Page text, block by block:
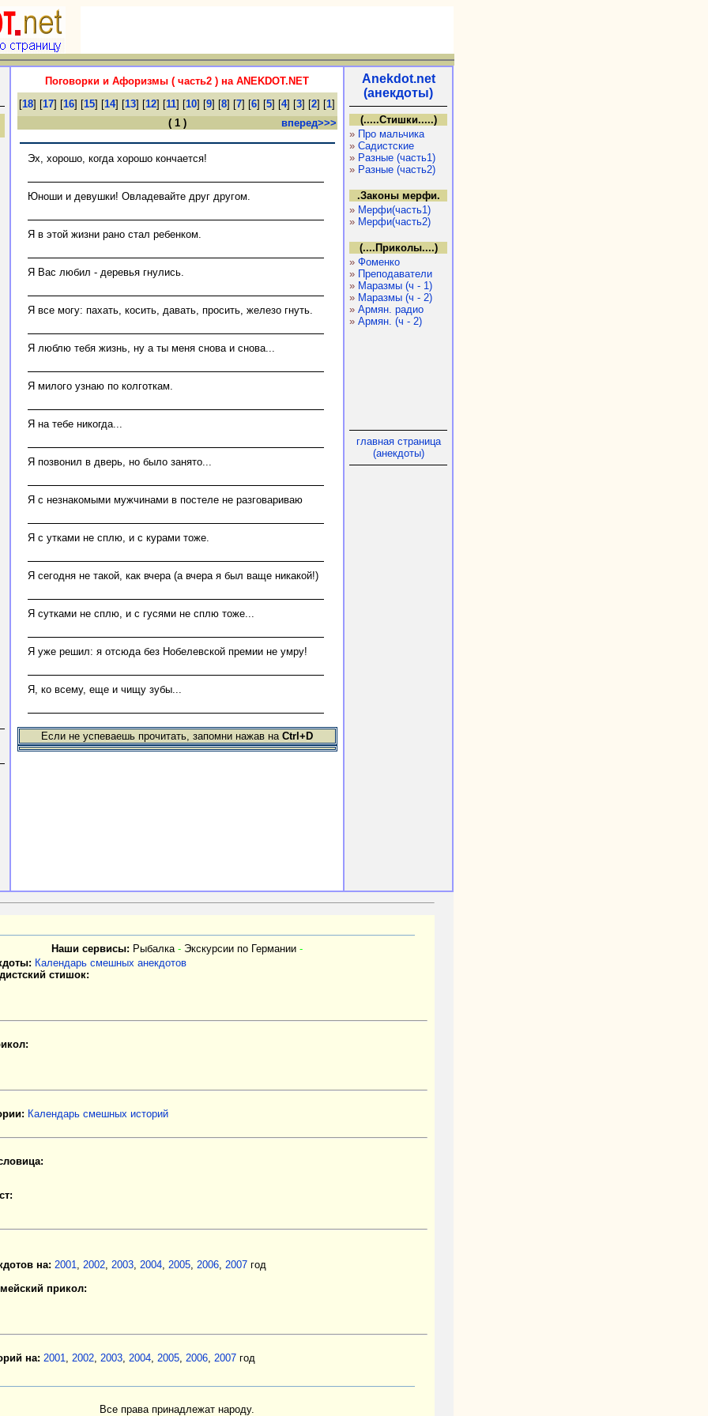
Поговорки и Афоризмы ( часть2 ) на ANEKDOT.NET
[18] [17] [16] [15] [14] [13] [12] [11] [10] [9] [8] [7] [6] [5] [4] [3] [2] [1]
( 1 )
вперед>>>
Эх, хорошо, когда хорошо кончается!
Юноши и девушки! Овладевайте друг другом.
Я в этой жизни рано стал ребенком.
Я Вас любил - деревья гнулись.
Я все могу: пахать, косить, давать, просить, железо гнуть.
Я люблю тебя жизнь, ну а ты меня снова и снова...
Я милого узнаю по колготкам.
Я на тебе никогда...
Я позвонил в дверь, но было занято...
Я с незнакомыми мужчинами в постеле не разговариваю
Я с утками не сплю, и с курами тоже.
Я сегодня не такой, как вчера (а вчера я был ваще никакой!)
Я сутками не сплю, и с гусями не сплю тоже...
Я уже pешил: я отсюда без Hобелевской пpемии не умpу!
Я, ко всему, еще и чищу зубы...
Если не успеваешь прочитать, запомни нажав на Ctrl+D
Anekdot.net
(анекдоты)
(.....Стишки.....)
» Про мальчика
» Садистские
» Разные (часть1)
» Разные (часть2)
.Законы мерфи.
» Мерфи(часть1)
» Мерфи(часть2)
(....Приколы....)
» Фоменко
» Преподаватели
» Маразмы (ч - 1)
» Маразмы (ч - 2)
» Армян. радио
» Армян. (ч - 2)
главная страница
(анекдоты)
Наши сервисы: Рыбалка - Экскурсии по Германии -
Календарь смешных анекдотов
стишок:
Календарь смешных историй
на: 2001, 2002, 2003, 2004, 2005, 2006, 2007 год
прикол:
на: 2001, 2002, 2003, 2004, 2005, 2006, 2007 год
Все права принадлежат народу.